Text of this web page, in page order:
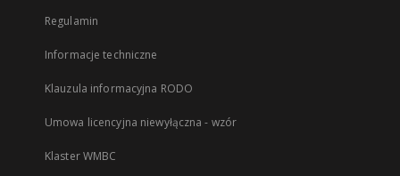
Regulamin
Informacje techniczne
Klauzula informacyjna RODO
Umowa licencyjna niewyłączna - wzór
Klaster WMBC